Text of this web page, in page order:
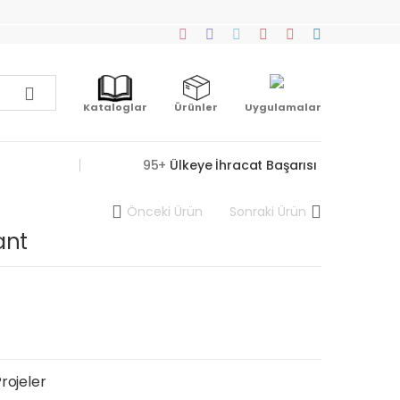
Kataloglar Ürünler Uygulamalar
95+ Ülkeye İhracat Başarısı
Önceki Ürün Sonraki Ürün